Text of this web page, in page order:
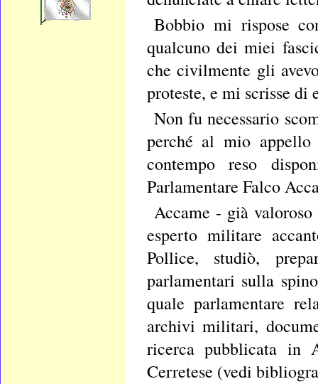
Bobbio mi rispose
qualcuno dei miei
che civilmente gli
proteste, e mi scrisse di
Non fu necessario
perché al mio
contempo reso
Parlamentare Falco
Accame - già
esperto militare
Pollice, studiò,
parlamentari sulla
quale parlamentare
archivi militari,
ricerca pubblicata in
Cerretese (vedi